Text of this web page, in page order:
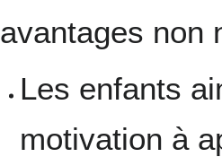
avantages non
Les enfants
motivation à